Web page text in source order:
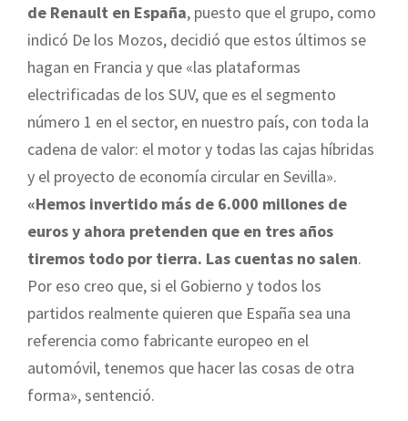
de Renault en España, puesto que el grupo, como
indicó De los Mozos, decidió que estos últimos se
hagan en Francia y que «las plataformas
electrificadas de los SUV, que es el segmento
número 1 en el sector, en nuestro país, con toda la
cadena de valor: el motor y todas las cajas híbridas
y el proyecto de economía circular en Sevilla».
«Hemos invertido más de 6.000 millones de
euros y ahora pretenden que en tres años
tiremos todo por tierra. Las cuentas no salen.
Por eso creo que, si el Gobierno y todos los
partidos realmente quieren que España sea una
referencia como fabricante europeo en el
automóvil, tenemos que hacer las cosas de otra
forma», sentenció.